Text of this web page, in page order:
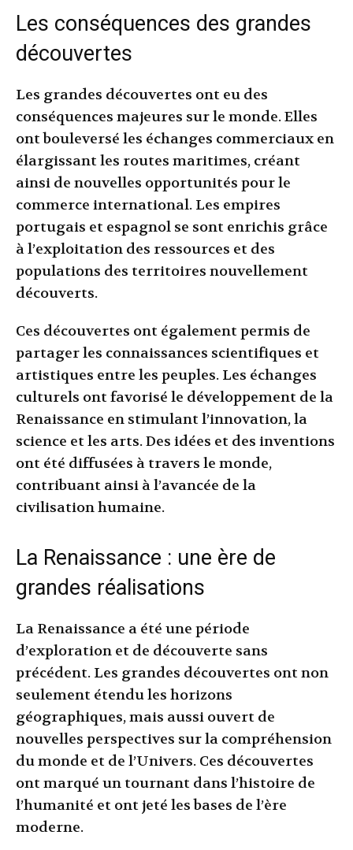
Les conséquences des grandes
découvertes
Les grandes découvertes ont eu des
conséquences majeures sur le monde. Elles
ont bouleversé les échanges commerciaux en
élargissant les routes maritimes, créant
ainsi de nouvelles opportunités pour le
commerce international. Les empires
portugais et espagnol se sont enrichis grâce
à l’exploitation des ressources et des
populations des territoires nouvellement
découverts.
Ces découvertes ont également permis de
partager les connaissances scientifiques et
artistiques entre les peuples. Les échanges
culturels ont favorisé le développement de la
Renaissance en stimulant l’innovation, la
science et les arts. Des idées et des inventions
ont été diffusées à travers le monde,
contribuant ainsi à l’avancée de la
civilisation humaine.
La Renaissance : une ère de
grandes réalisations
La Renaissance a été une période
d’exploration et de découverte sans
précédent. Les grandes découvertes ont non
seulement étendu les horizons
géographiques, mais aussi ouvert de
nouvelles perspectives sur la compréhension
du monde et de l’Univers. Ces découvertes
ont marqué un tournant dans l’histoire de
l’humanité et ont jeté les bases de l’ère
moderne.